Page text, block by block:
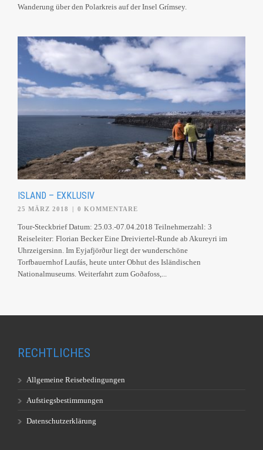
Wanderung über den Polarkreis auf der Insel Grímsey.
ISLAND – EXKLUSIV
25 MÄRZ 2018 | 0 KOMMENTARE
Tour-Steckbrief Datum: 25.03.-07.04.2018 Teilnehmerzahl: 3
Reiseleiter: Florian Becker Eine Dreiviertel-Runde ab Akureyri im
Uhrzeigersinn. Im Eyjafjörður liegt der wunderschöne
Torfbauernhof Laufás, heute unter Obhut des Isländischen
Nationalmuseums. Weiterfahrt zum Goðafoss,...
RECHTLICHES
Allgemeine Reisebedingungen
Aufstiegsbestimmungen
Datenschutzerklärung